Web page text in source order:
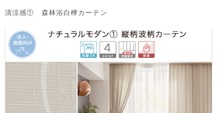
清涼感① 森林浴白樺カーテン